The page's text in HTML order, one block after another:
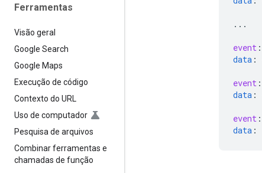
Ferramentas
Visão geral
Google Search
Google Maps
Execução de código
Contexto do URL
Uso de computador
Pesquisa de arquivos
Combinar ferramentas e
chamadas de função
...
event :
data :
event :
data :
event :
data :